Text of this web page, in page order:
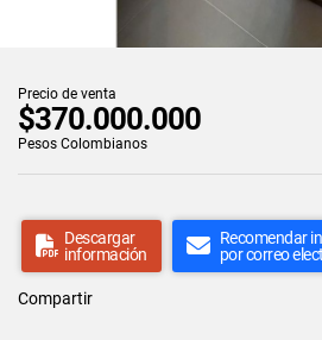
Precio de venta
$370.000.000
Pesos Colombianos
Descargar
información
Recomendar
por correo
Compartir